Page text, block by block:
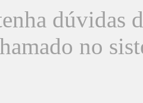
dúvidas
no